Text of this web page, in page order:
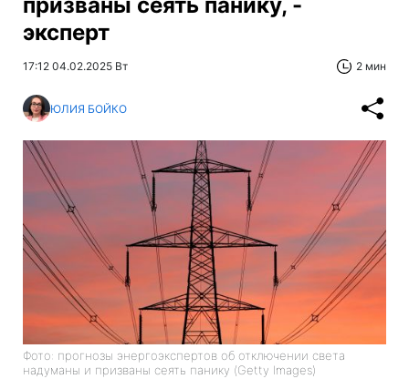
эксперт
17:12 04.02.2025 Вт 2 мин
ЮЛИЯ БОЙКО
Фото: прогнозы энергоэкспертов об отключении света
надуманы и призваны сеять панику (Getty Images)